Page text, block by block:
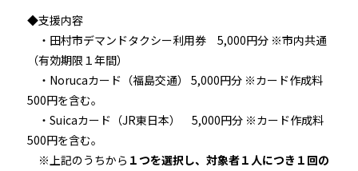
◆支援内容
・田村市デマンドタクシー利用券 5,000円分 ※市内共通
（有効期限１年間）
・Norucaカード（福島交通） 5,000円分 ※カード作成料
500円を含む。
・Suicaカード（JR東日本） 5,000円分 ※カード作成料
500円を含む。
※上記のうちから １つを選択し、対象者１人につき１回の